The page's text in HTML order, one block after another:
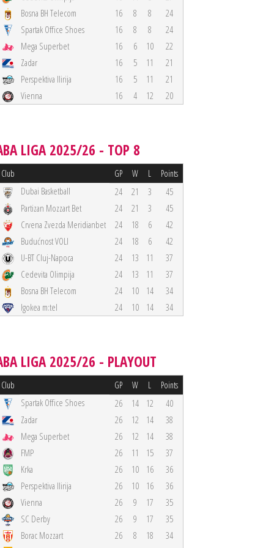
Bosna BH Telecom 16 8 8
24
Spartak Office Shoes 16 8 8
24
Mega Superbet 16 6 10
22
Zadar 16 5 11
21
Perspektiva Ilirija 16 5 11
21
Vienna 16 4 12 20
LIGA 2025/26 - TOP 8
Club GP W L Points
Dubai Basketball 24 21 3
45
Partizan Mozzart Bet 24 21 3
45
Crvena Zvezda Meridianbet 24 18 6
42
Budućnost VOLI 24 18 6
42
U-BT Cluj-Napoca 24 13 11
37
Cedevita Olimpija 24 13 11
37
Bosna BH Telecom 24 10 14
34
Igokea m:tel 24 10 14 34
LIGA 2025/26 - PLAYOUT
Club GP W L Points
Spartak Office Shoes 26 14 12
40
Zadar 26 12 14
38
Mega Superbet 26 12 14
38
FMP 26 11 15
37
Krka 26 10 16
36
Perspektiva Ilirija 26 10 16
36
Vienna 26 9 17
35
SC Derby 26 9 17
35
Borac Mozzart 26 8 18
34